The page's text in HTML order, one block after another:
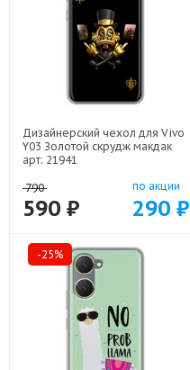
Дизайнерский чехол для Vivo
Y03 Золотой скрудж макдак
арт: 21941
790
590 ₽
по акции
290 ₽
-25%